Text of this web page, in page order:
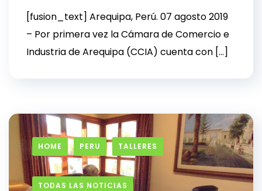
[fusion_text] Arequipa, Perú. 07 agosto 2019
– Por primera vez la Cámara de Comercio e
Industria de Arequipa (CCIA) cuenta con […]
HOME PERU TALLERES
TODAS LAS NOTICIAS